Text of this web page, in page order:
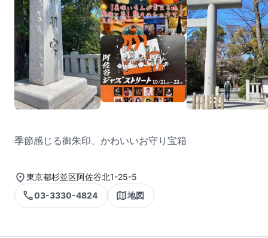
季節感じる御朱印、かわいいお守り宝箱
東京都杉並区阿佐谷北1-25-5
03-3330-4824
地図